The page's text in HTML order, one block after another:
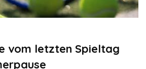
vom letzten Spieltag